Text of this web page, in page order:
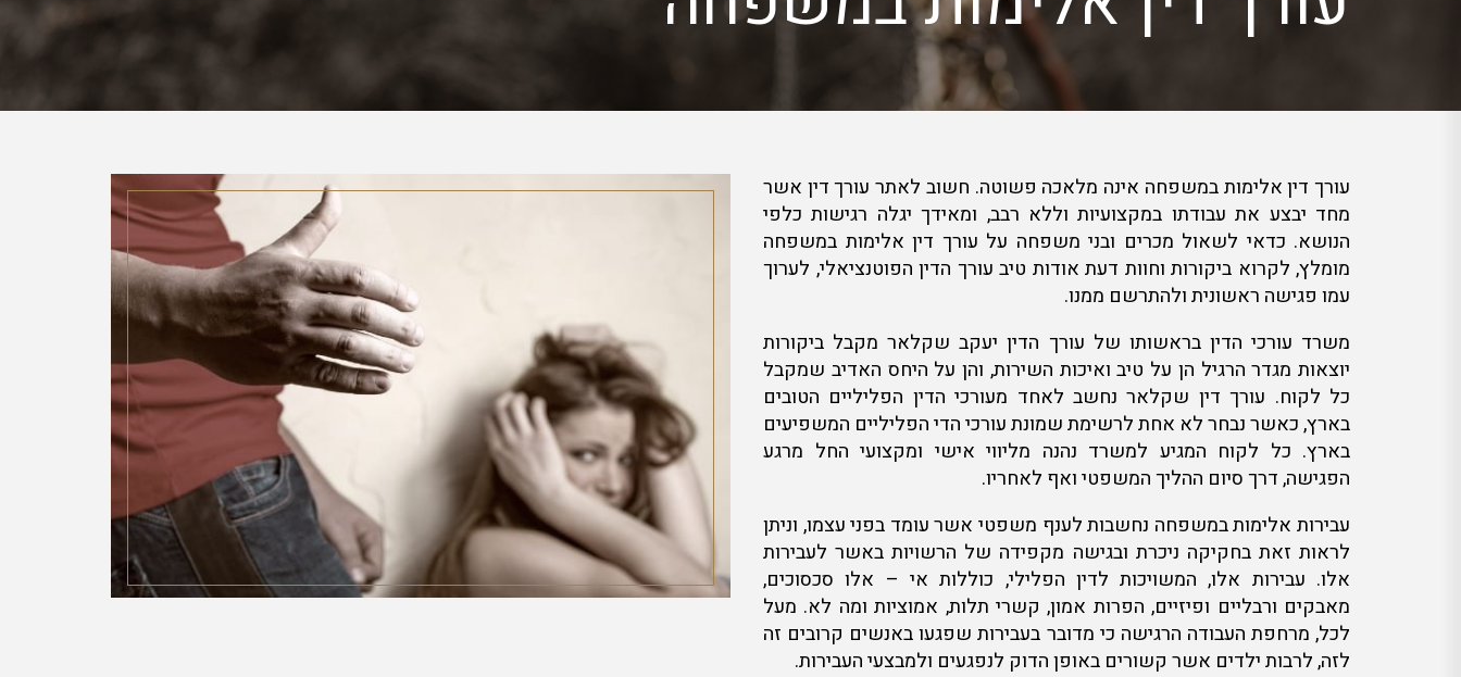
עורך דין אלימות במשפחה אינה מלאכה פשוטה. חשוב לאתר עורך דין אשר
מחד יבצע את עבודתו במקצועיות וללא רבב, ומאידך יגלה רגישות כלפי
הנושא. כדאי לשאול מכרים ובני משפחה על עורך דין אלימות במשפחה
מומלץ, לקרוא ביקורות וחוות דעת אודות טיב עורך הדין הפוטנציאלי, לערוך
עמו פגישה ראשונית ולהתרשם ממנו.
משרד עורכי הדין בראשותו של עורך הדין יעקב שקלאר מקבל ביקורות
יוצאות מגדר הרגיל הן על טיב ואיכות השירות, והן על היחס האדיב שמקבל
כל לקוח. עורך דין שקלאר נחשב לאחד מעורכי הדין הפליליים הטובים
בארץ, כאשר נבחר לא אחת לרשימת שמונת עורכי הדי הפליליים המשפיעים
בארץ. כל לקוח המגיע למשרד נהנה מליווי אישי ומקצועי החל מרגע
הפגישה, דרך סיום ההליך המשפטי ואף לאחריו.
עבירות אלימות במשפחה נחשבות לענף משפטי אשר עומד בפני עצמו, וניתן
לראות זאת בחקיקה ניכרת ובגישה מקפידה של הרשויות באשר לעבירות
אלו. עבירות אלו, המשויכות לדין הפלילי, כוללות אי – אלו סכסוכים,
מאבקים ורבליים ופיזיים, הפרות אמון, קשרי תלות, אמוציות ומה לא. מעל
לכל, מרחפת העבודה הרגישה כי מדובר בעבירות שפגעו באנשים קרובים זה
לזה, לרבות ילדים אשר קשורים באופן הדוק לנפגעים ולמבצעי העבירות.